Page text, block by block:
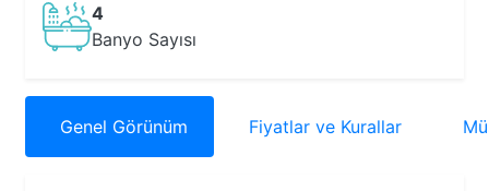
4
Banyo Sayısı
Genel Görünüm Fiyatlar ve Kurallar